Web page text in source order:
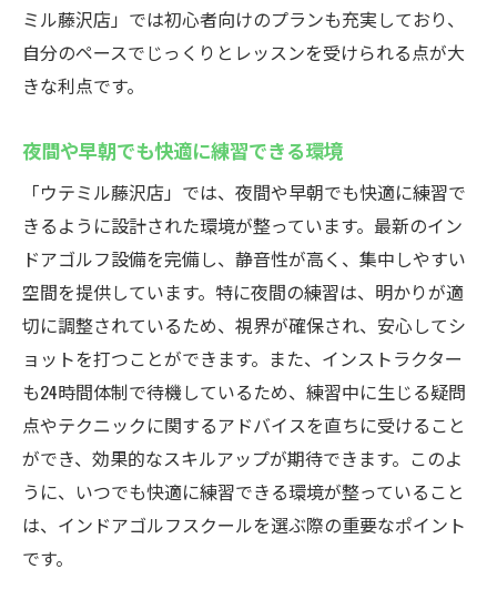
ミル藤沢店」では初心者向けのプランも充実しており、
自分のペースでじっくりとレッスンを受けられる点が大
きな利点です。
夜間や早朝でも快適に練習できる環境
「ウテミル藤沢店」では、夜間や早朝でも快適に練習で
きるように設計された環境が整っています。最新のイン
ドアゴルフ設備を完備し、静音性が高く、集中しやすい
空間を提供しています。特に夜間の練習は、明かりが適
切に調整されているため、視界が確保され、安心してシ
ョットを打つことができます。また、インストラクター
も24時間体制で待機しているため、練習中に生じる疑問
点やテクニックに関するアドバイスを直ちに受けること
ができ、効果的なスキルアップが期待できます。このよ
うに、いつでも快適に練習できる環境が整っていること
は、インドアゴルフスクールを選ぶ際の重要なポイント
です。